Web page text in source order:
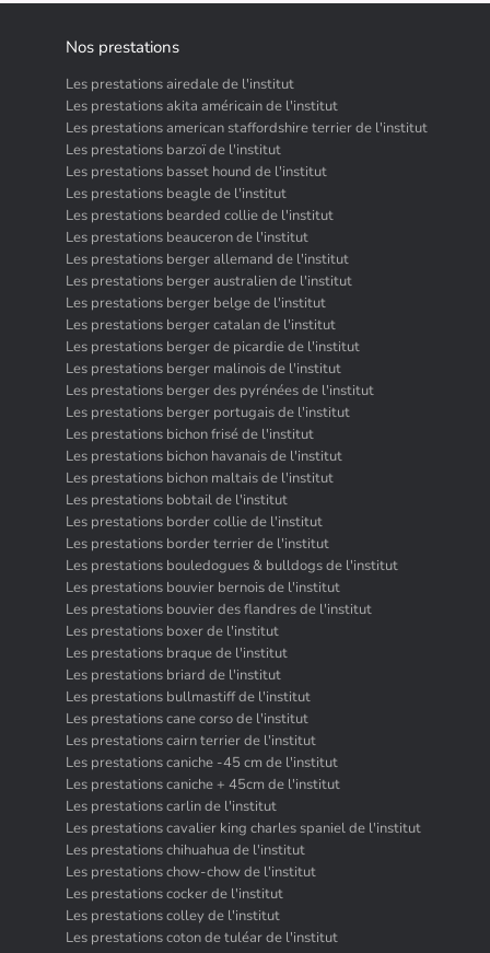
Nos prestations
Les prestations airedale de l'institut
Les prestations akita américain de l'institut
Les prestations american staffordshire terrier de l'institut
Les prestations barzoï de l'institut
Les prestations basset hound de l'institut
Les prestations beagle de l'institut
Les prestations bearded collie de l'institut
Les prestations beauceron de l'institut
Les prestations berger allemand de l'institut
Les prestations berger australien de l'institut
Les prestations berger belge de l'institut
Les prestations berger catalan de l'institut
Les prestations berger de picardie de l'institut
Les prestations berger malinois de l'institut
Les prestations berger des pyrénées de l'institut
Les prestations berger portugais de l'institut
Les prestations bichon frisé de l'institut
Les prestations bichon havanais de l'institut
Les prestations bichon maltais de l'institut
Les prestations bobtail de l'institut
Les prestations border collie de l'institut
Les prestations border terrier de l'institut
Les prestations bouledogues & bulldogs de l'institut
Les prestations bouvier bernois de l'institut
Les prestations bouvier des flandres de l'institut
Les prestations boxer de l'institut
Les prestations braque de l'institut
Les prestations briard de l'institut
Les prestations bullmastiff de l'institut
Les prestations cane corso de l'institut
Les prestations cairn terrier de l'institut
Les prestations caniche -45 cm de l'institut
Les prestations caniche + 45cm de l'institut
Les prestations carlin de l'institut
Les prestations cavalier king charles spaniel de l'institut
Les prestations chihuahua de l'institut
Les prestations chow-chow de l'institut
Les prestations cocker de l'institut
Les prestations colley de l'institut
Les prestations coton de tuléar de l'institut